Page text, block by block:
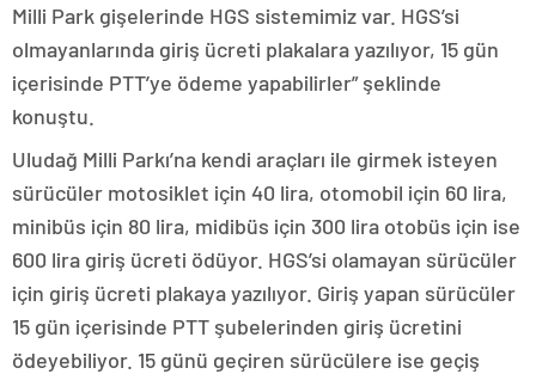
Milli Park gişelerinde HGS sistemimiz var. HGS’si
olmayanlarında giriş ücreti plakalara yazılıyor, 15 gün
içerisinde PTT’ye ödeme yapabilirler” şeklinde
konuştu.
Uludağ Milli Parkı’na kendi araçları ile girmek isteyen
sürücüler motosiklet için 40 lira, otomobil için 60 lira,
minibüs için 80 lira, midibüs için 300 lira otobüs için ise
600 lira giriş ücreti ödüyor. HGS’si olamayan sürücüler
için giriş ücreti plakaya yazılıyor. Giriş yapan sürücüler
15 gün içerisinde PTT şubelerinden giriş ücretini
ödeyebiliyor. 15 günü geçiren sürücülere ise geçiş